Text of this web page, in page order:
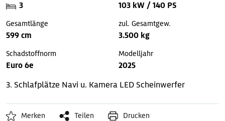
3 103 kW / 140 PS
Gesamtlänge
599 cm
zul. Gesamtgew.
3.500 kg
Schadstoffnorm
Euro 6e
Modelljahr
2025
3. Schlafplätze Navi u. Kamera LED Scheinwerfer
Merken Teilen Drucken